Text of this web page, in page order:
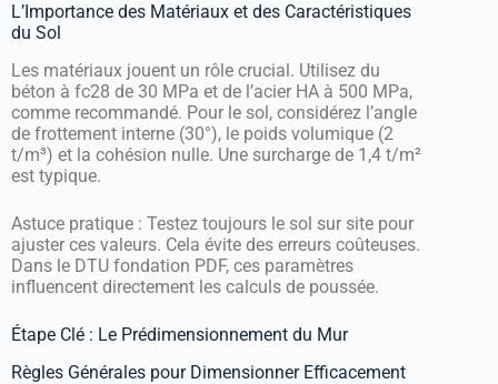
L’Importance des Matériaux et des Caractéristiques
du Sol
Les matériaux jouent un rôle crucial. Utilisez du
béton à fc28 de 30 MPa et de l’acier HA à 500 MPa,
comme recommandé. Pour le sol, considérez l’angle
de frottement interne (30°), le poids volumique (2
t/m³) et la cohésion nulle. Une surcharge de 1,4 t/m²
est typique.
Astuce pratique : Testez toujours le sol sur site pour
ajuster ces valeurs. Cela évite des erreurs coûteuses.
Dans le DTU fondation PDF, ces paramètres
influencent directement les calculs de poussée.
Étape Clé : Le Prédimensionnement du Mur
Règles Générales pour Dimensionner Efficacement